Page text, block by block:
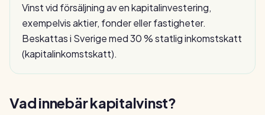
Vinst vid försäljning av en kapitalinvestering,
exempelvis aktier, fonder eller fastigheter.
Beskattas i Sverige med 30 % statlig inkomstskatt
(kapitalinkomstskatt).
Vad innebärkapitalvinst?